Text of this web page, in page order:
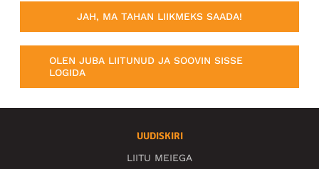
JAH, MA TAHAN LIIKMEKS SAADA!
OLEN JUBA LIITUNUD JA SOOVIN SISSE
LOGIDA
UUDISKIRI
LIITU MEIEGA